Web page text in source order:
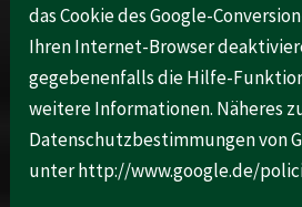
das Cookie des Google-
Ihren Internet-Browser
gegebenenfalls die Hilfe-
weitere Informationen. Näheres
Datenschutzbestimmungen von
unter http://www.google.de/